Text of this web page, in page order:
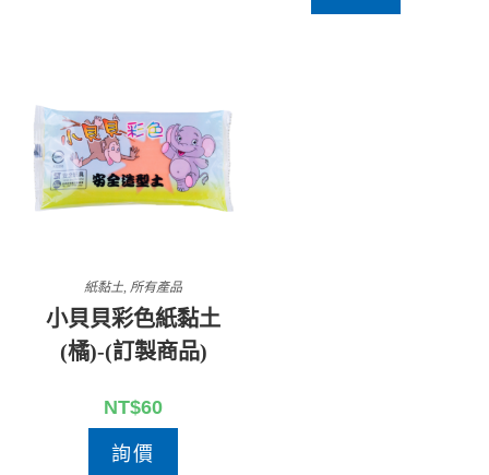
紙黏土, 所有產品
小貝貝彩色紙黏土
(橘)-(訂製商品)
NT$60
詢價